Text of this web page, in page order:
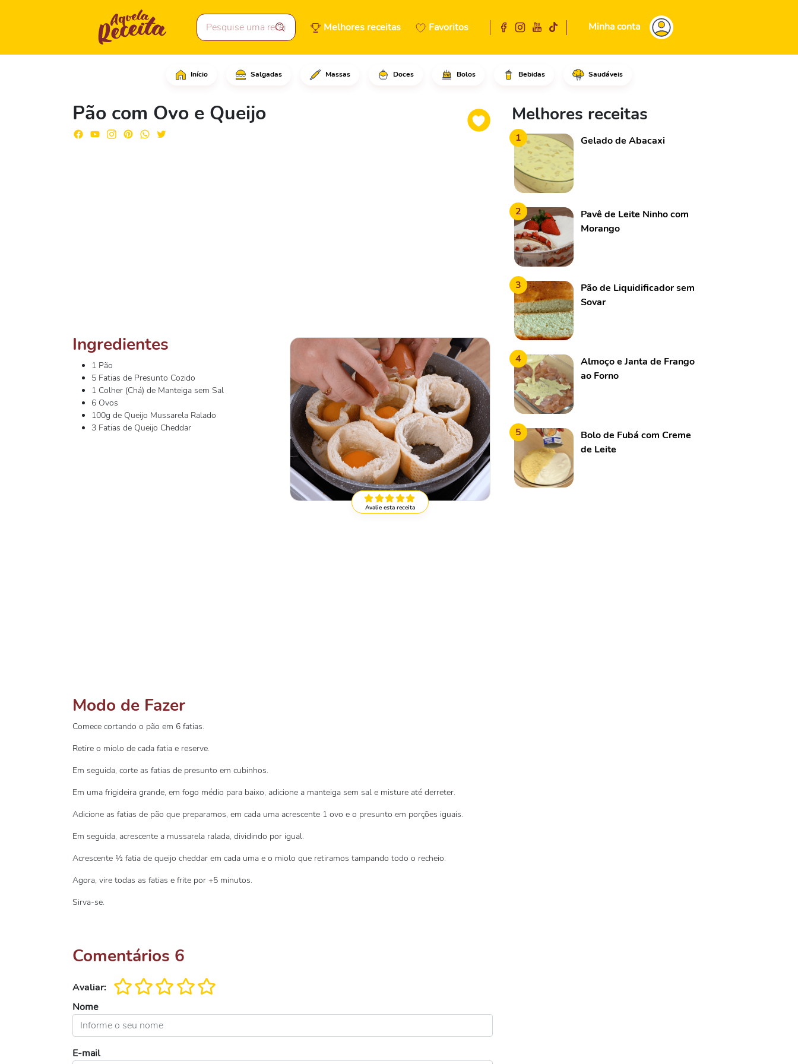
Melhores receitas Favoritos Minha conta
Início Salgadas Massas Doces Bolos Bebidas Saudáveis
Pão com Ovo e Queijo
Comece cortando o pão em 6 fatias.Retire o miolo de cada fatia e reserve.Em
Avalie esta receita
Ingredientes
1 Pão
5 Fatias de Presunto Cozido
1 Colher (Chá) de Manteiga sem Sal
6 Ovos
100g de Queijo Mussarela Ralado
3 Fatias de Queijo Cheddar
Modo de Fazer
Comece cortando o pão em 6 fatias.
Retire o miolo de cada fatia e reserve.
Em seguida, corte as fatias de presunto em cubinhos.
Em uma frigideira grande, em fogo médio para baixo, adicione a manteiga sem sal e misture até derreter.
Adicione as fatias de pão que preparamos, em cada uma acrescente 1 ovo e o presunto em porções iguais.
Em seguida, acrescente a mussarela ralada, dividindo por igual.
Acrescente ½ fatia de queijo cheddar em cada uma e o miolo que retiramos tampando todo o recheio.
Agora, vire todas as fatias e frite por +5 minutos.
Sirva-se.
Comentários 6
Avaliar:
Nome
E-mail
Melhores receitas
1 Gelado de Abacaxi
2
Pavê de Leite Ninho com
Morango
3
Pão de Liquidificador sem
Sovar
4
Almoço e Janta de Frango
ao Forno
5
Bolo de Fubá com Creme
de Leite